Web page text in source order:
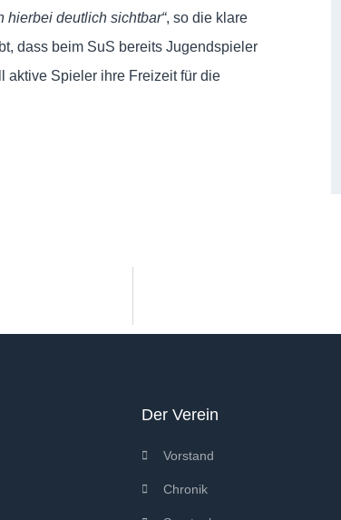
hierbei deutlich sichtbar“, so die klare
dass beim SuS bereits Jugendspieler
aktive Spieler ihre Freizeit für die
Der Verein
Vorstand
Chronik